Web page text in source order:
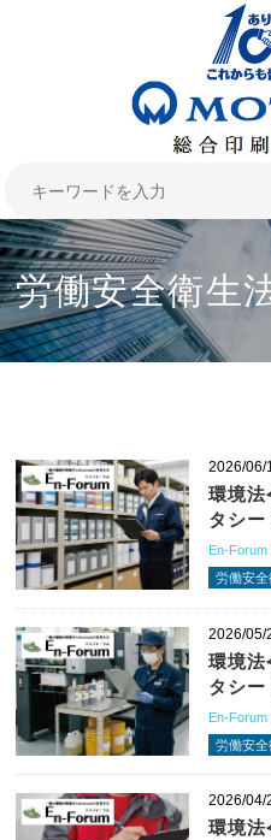
労働安全衛生
2026/06/
環境法
タシー
En-Forum
労働安
2026/05/
環境法
タシー
En-Forum
労働安
2026/04/
環境法